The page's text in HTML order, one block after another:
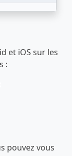
et iOS sur les
:
pouvez vous